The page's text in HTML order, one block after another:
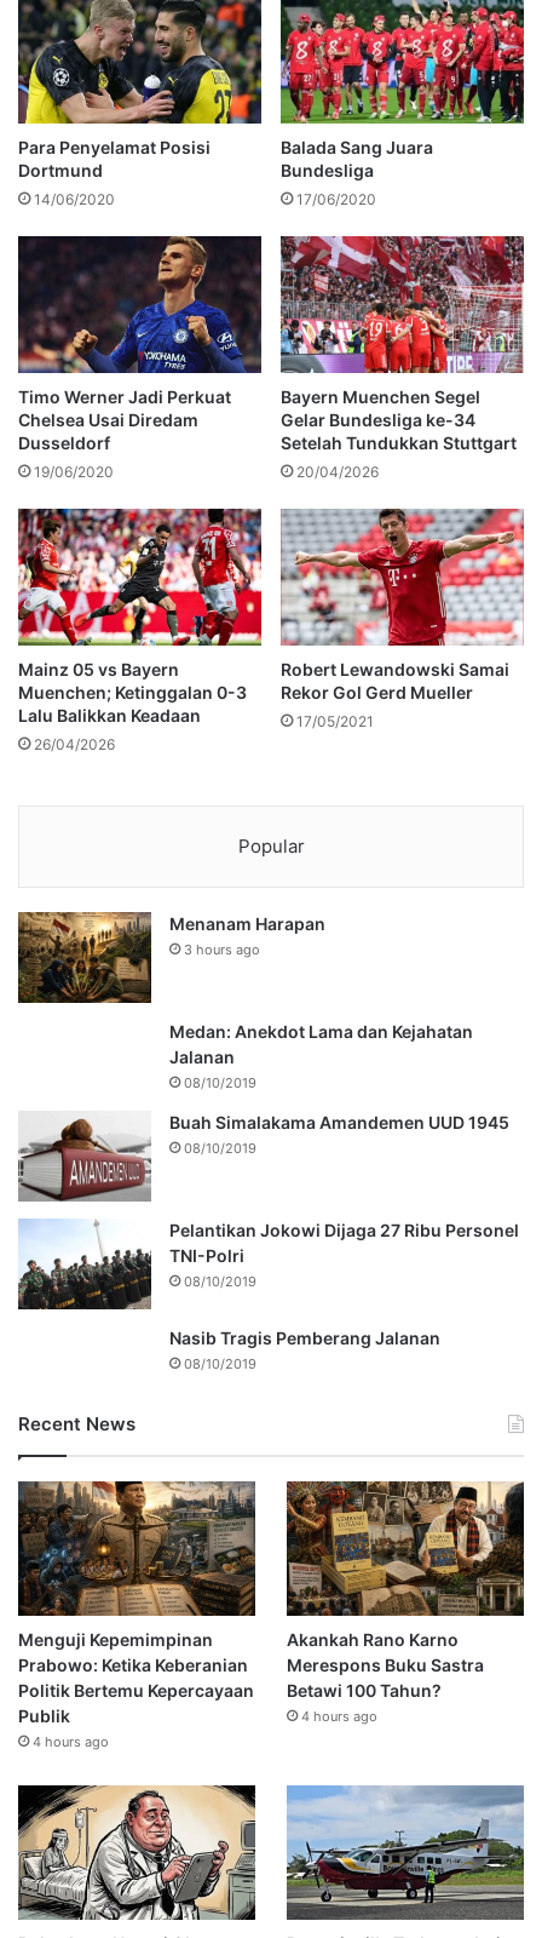
Para Penyelamat Posisi
Dortmund
14/06/2020
Balada Sang Juara
Bundesliga
17/06/2020
Timo Werner Jadi Perkuat
Chelsea Usai Diredam
Dusseldorf
19/06/2020
Bayern Muenchen Segel
Gelar Bundesliga ke-34
Setelah Tundukkan Stuttgart
20/04/2026
Mainz 05 vs Bayern
Muenchen; Ketinggalan 0-3
Lalu Balikkan Keadaan
26/04/2026
Robert Lewandowski Samai
Rekor Gol Gerd Mueller
17/05/2021
Popular
Menanam Harapan
3 hours ago
Medan: Anekdot Lama dan Kejahatan
Jalanan
08/10/2019
Buah Simalakama Amandemen UUD 1945
08/10/2019
Pelantikan Jokowi Dijaga 27 Ribu Personel
TNI-Polri
08/10/2019
Nasib Tragis Pemberang Jalanan
08/10/2019
Recent News
Menguji Kepemimpinan
Prabowo: Ketika Keberanian
Politik Bertemu Kepercayaan
Publik
4 hours ago
Akankah Rano Karno
Merespons Buku Sastra
Betawi 100 Tahun?
4 hours ago